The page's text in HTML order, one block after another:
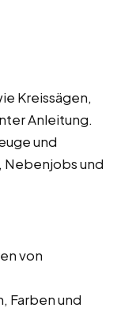
Kreissägen,
Anleitung.
und
Nebenjobs und
von
Farben und